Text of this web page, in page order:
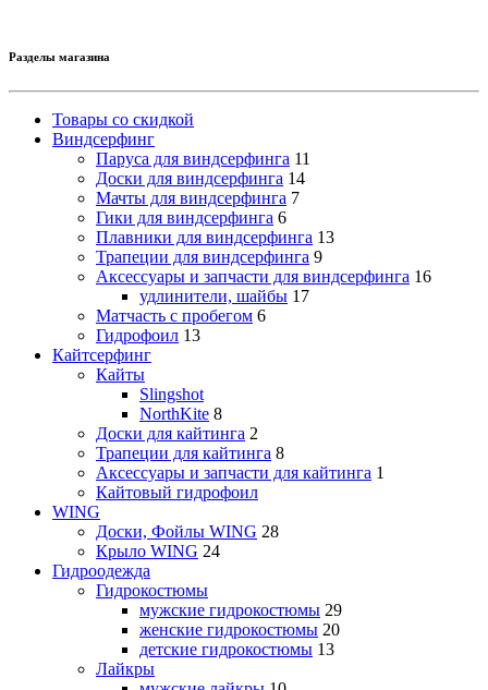
Разделы магазина
Товары со скидкой
Виндсерфинг
Паруса для виндсерфинга 11
Доски для виндсерфинга 14
Мачты для виндсерфинга 7
Гики для виндсерфинга 6
Плавники для виндсерфинга 13
Трапеции для виндсерфинга 9
Аксессуары и запчасти для виндсерфинга 16
удлинители, шайбы 17
Матчасть с пробегом 6
Гидрофоил 13
Кайтсерфинг
Кайты
Slingshot
NorthKite 8
Доски для кайтинга 2
Трапеции для кайтинга 8
Аксессуары и запчасти для кайтинга 1
Кайтовый гидрофоил
WING
Доски, Фойлы WING 28
Крыло WING 24
Гидроодежда
Гидрокостюмы
мужские гидрокостюмы 29
женские гидрокостюмы 20
детские гидрокостюмы 13
Лайкры